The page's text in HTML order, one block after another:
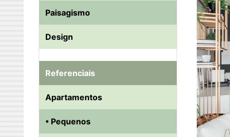
Paisagismo
Design
Referenciais
Apartamentos
• Pequenos